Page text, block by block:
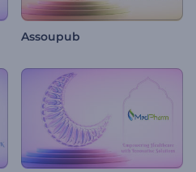
Assoupub